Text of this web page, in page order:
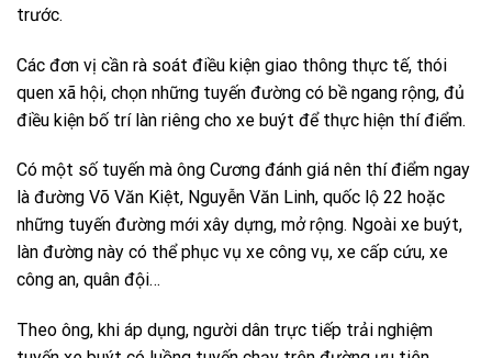
trước.
Các đơn vị cần rà soát điều kiện giao thông thực tế, thói
quen xã hội, chọn những tuyến đường có bề ngang rộng, đủ
điều kiện bố trí làn riêng cho xe buýt để thực hiện thí điểm.
Có một số tuyến mà ông Cương đánh giá nên thí điểm ngay
là đường Võ Văn Kiệt, Nguyễn Văn Linh, quốc lộ 22 hoặc
những tuyến đường mới xây dựng, mở rộng. Ngoài xe buýt,
làn đường này có thể phục vụ xe công vụ, xe cấp cứu, xe
công an, quân đội…
Theo ông, khi áp dụng, người dân trực tiếp trải nghiệm